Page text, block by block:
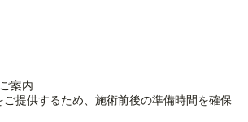
案内
提供するため、施術前後の準備時間を確保